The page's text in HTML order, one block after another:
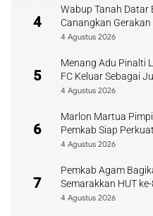
4
Wabup Tanah Datar
Canangkan Gerakan
4 Agustus 2026
5
Menang Adu Pinalti
FC Keluar Sebagai
Payakumbuh
4 Agustus 2026
6
Marlon Martua
Pemkab Siap
4 Agustus 2026
7
Pemkab Agam
Semarakkan HUT
4 Agustus 2026